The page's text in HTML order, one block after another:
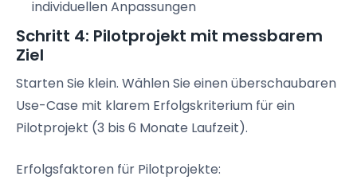
individuellen Anpassungen
Schritt 4: Pilotprojekt mit messbarem
Ziel
Starten Sie klein. Wählen Sie einen überschaubaren
Use-Case mit klarem Erfolgskriterium für ein
Pilotprojekt (3 bis 6 Monate Laufzeit).
Erfolgsfaktoren für Pilotprojekte: